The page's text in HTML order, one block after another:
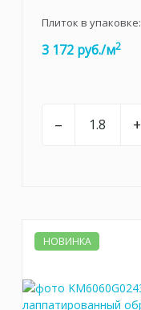
Плиток в упаковке:
3 172 руб./м2
– +
НОВИНКА